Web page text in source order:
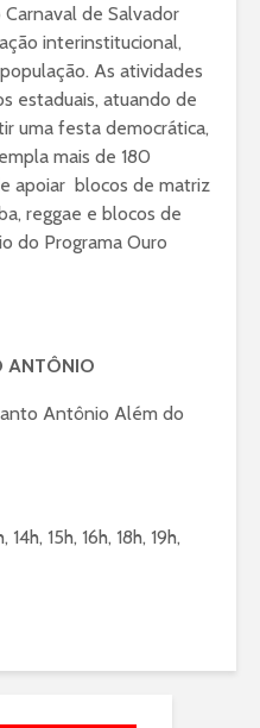
de Salvador
interinstitucional,
As atividades
estaduais, atuando de
uma festa democrática,
mais de 180
apoiar blocos de matriz
reggae e blocos de
do Programa Ouro
ANTÔNIO
Antônio Além do
14h, 15h, 16h, 18h, 19h,